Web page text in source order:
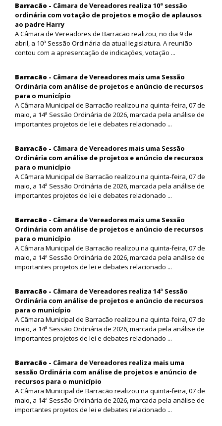
Barracão - Câmara de Vereadores realiza 10ª sessão
ordinária com votação de projetos e moção de aplausos
ao padre Harry
A Câmara de Vereadores de Barracão realizou, no dia 9 de
abril, a 10ª Sessão Ordinária da atual legislatura. A reunião
contou com a apresentação de indicações, votação ...
Barracão - Câmara de Vereadores mais uma Sessão
Ordinária com análise de projetos e anúncio de recursos
para o município
A Câmara Municipal de Barracão realizou na quinta-feira, 07 de
maio, a 14ª Sessão Ordinária de 2026, marcada pela análise de
importantes projetos de lei e debates relacionado ...
Barracão - Câmara de Vereadores mais uma Sessão
Ordinária com análise de projetos e anúncio de recursos
para o município
A Câmara Municipal de Barracão realizou na quinta-feira, 07 de
maio, a 14ª Sessão Ordinária de 2026, marcada pela análise de
importantes projetos de lei e debates relacionado ...
Barracão - Câmara de Vereadores mais uma Sessão
Ordinária com análise de projetos e anúncio de recursos
para o município
A Câmara Municipal de Barracão realizou na quinta-feira, 07 de
maio, a 14ª Sessão Ordinária de 2026, marcada pela análise de
importantes projetos de lei e debates relacionado ...
Barracão - Câmara de Vereadores realiza 14ª Sessão
Ordinária com análise de projetos e anúncio de recursos
para o município
A Câmara Municipal de Barracão realizou na quinta-feira, 07 de
maio, a 14ª Sessão Ordinária de 2026, marcada pela análise de
importantes projetos de lei e debates relacionado ...
Barracão - Câmara de Vereadores realiza mais uma
sessão Ordinária com análise de projetos e anúncio de
recursos para o município
A Câmara Municipal de Barracão realizou na quinta-feira, 07 de
maio, a 14ª Sessão Ordinária de 2026, marcada pela análise de
importantes projetos de lei e debates relacionado ...